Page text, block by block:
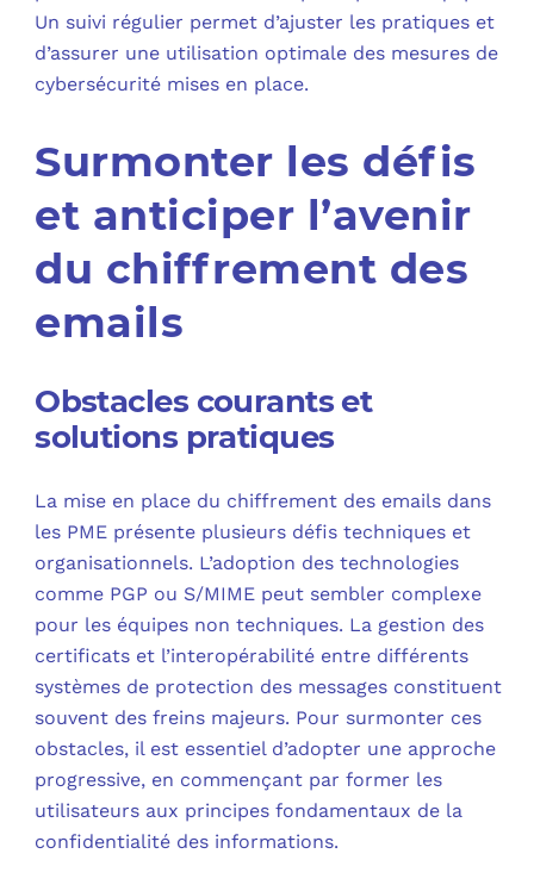
Un suivi régulier permet d’ajuster les pratiques et
d’assurer une utilisation optimale des mesures de
cybersécurité mises en place.
Surmonter les défis
et anticiper l’avenir
du chiffrement des
emails
Obstacles courants et
solutions pratiques
La mise en place du chiffrement des emails dans
les PME présente plusieurs défis techniques et
organisationnels. L’adoption des technologies
comme PGP ou S/MIME peut sembler complexe
pour les équipes non techniques. La gestion des
certificats et l’interopérabilité entre différents
systèmes de protection des messages constituent
souvent des freins majeurs. Pour surmonter ces
obstacles, il est essentiel d’adopter une approche
progressive, en commençant par former les
utilisateurs aux principes fondamentaux de la
confidentialité des informations.